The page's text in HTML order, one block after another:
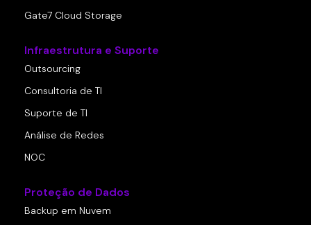
Gate7 Cloud Storage
Infraestrutura e Suporte
Outsourcing
Consultoria de TI
Suporte de TI
Análise de Redes
NOC
Proteção de Dados
Backup em Nuvem